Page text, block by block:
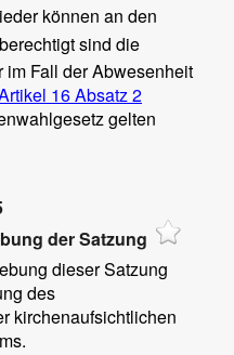
können an den
sind die
Fall der Abwesenheit
16 Absatz 2
gelten
der Satzung
dieser Satzung
des
kirchenaufsichtlichen